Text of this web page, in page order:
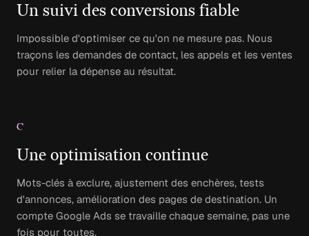
Un suivi des conversions fiable
Impossible d'optimiser ce qu'on ne mesure pas. Nous
traçons les demandes de contact, les appels et les ventes
pour relier la dépense au résultat.
C
Une optimisation continue
Mots-clés à exclure, ajustement des enchères, tests
d'annonces, amélioration des pages de destination. Un
compte Google Ads se travaille chaque semaine, pas une
fois pour toutes.